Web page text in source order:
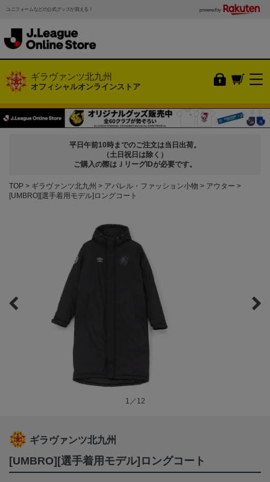
ユニフォームなどの公式グッズが買える！ powered by
ギラヴァンツ北九州
オフィシャルオンラインストア
平日午前10時までのご注文は当日出荷。
（土日祝日は除く）
ご購入の際はＪリーグIDが必要です。
TOP ギラヴァンツ北九州 アパレル・ファッション小物
アウター
[UMBRO][選手着用モデル]ロングコート
1／12
ギラヴァンツ北九州
[UMBRO][選手着用モデル]ロングコート